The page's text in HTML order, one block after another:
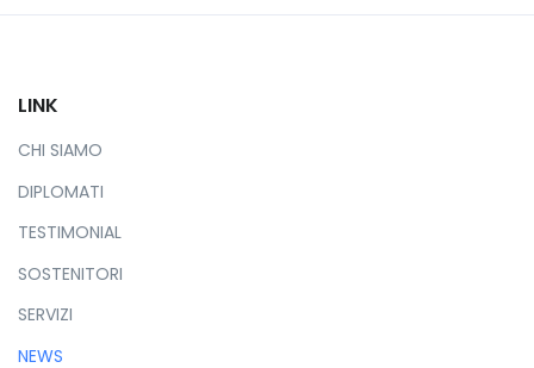
LINK
CHI SIAMO
DIPLOMATI
TESTIMONIAL
SOSTENITORI
SERVIZI
NEWS